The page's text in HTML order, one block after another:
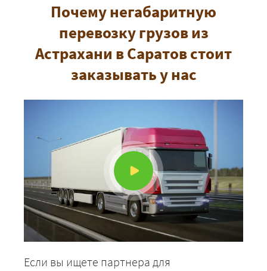
Почему негабаритную
перевозку грузов из
Астрахани в Саратов стоит
заказывать у нас
Если вы ищете партнера для